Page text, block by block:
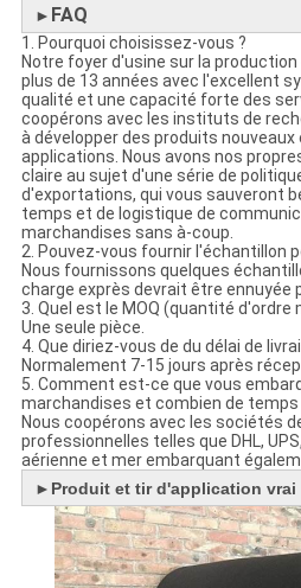
► FAQ
1. Pourquoi choisissez-vous ?
Notre foyer d'usine sur la
plus de 13 années avec l'excellent
qualité et une capacité forte des
coopérons avec les instituts de
à développer des produits nouveaux
applications. Nous avons nos
claire au sujet d'une série de
d'exportations, qui vous sauveront
temps et de logistique de
marchandises sans à-coup.
2. Pouvez-vous fournir l'échantillon
Nous fournissons quelques
charge exprès devrait être ennuyée
3. Quel est le MOQ (quantité d'ordre
Une seule pièce.
4. Que diriez-vous de du délai de
Normalement 7-15 jours après
5. Comment est-ce que vous
marchandises et combien de temps
Nous coopérons avec les sociétés
professionnelles telles que DHL,
aérienne et mer embarquant
► Produit et tir d'application vrai